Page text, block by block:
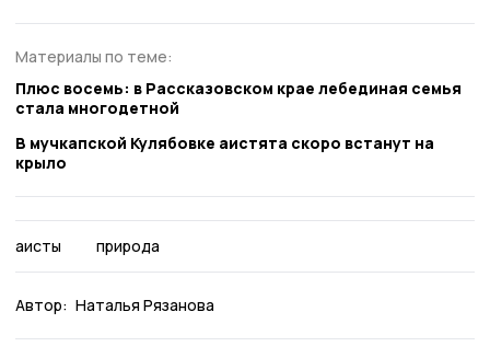
Материалы по теме:
Плюс восемь: в Рассказовском крае лебединая семья
стала многодетной
В мучкапской Кулябовке аистята скоро встанут на
крыло
аисты природа
Автор: Наталья Рязанова